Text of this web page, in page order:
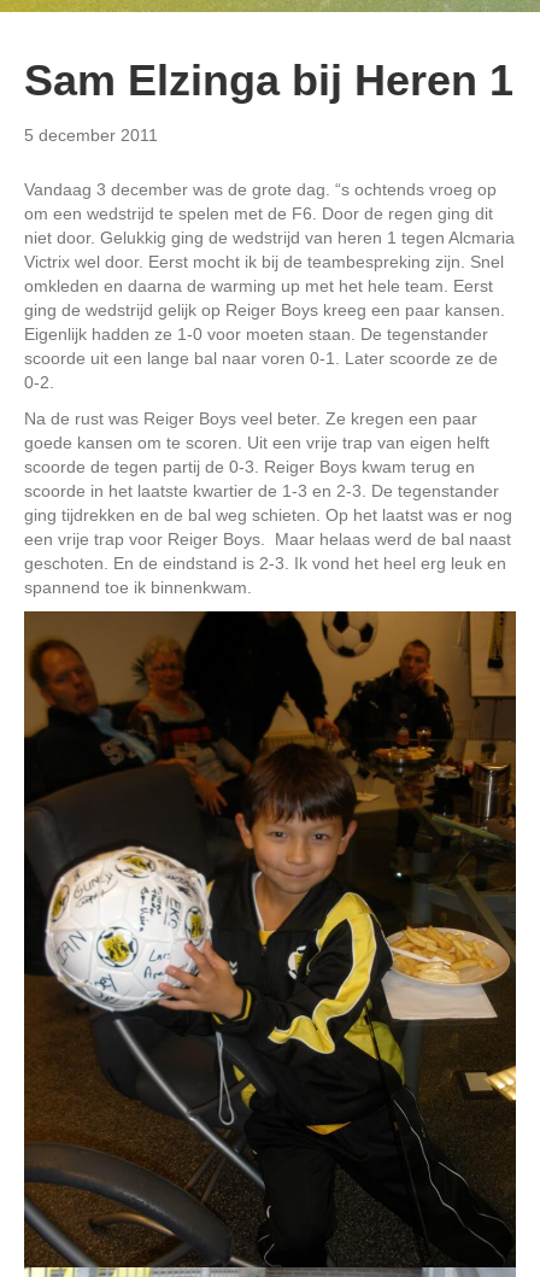
Sam Elzinga bij Heren 1
5 december 2011
Vandaag 3 december was de grote dag. “s ochtends vroeg op
om een wedstrijd te spelen met de F6. Door de regen ging dit
niet door. Gelukkig ging de wedstrijd van heren 1 tegen Alcmaria
Victrix wel door. Eerst mocht ik bij de teambespreking zijn. Snel
omkleden en daarna de warming up met het hele team. Eerst
ging de wedstrijd gelijk op Reiger Boys kreeg een paar kansen.
Eigenlijk hadden ze 1-0 voor moeten staan. De tegenstander
scoorde uit een lange bal naar voren 0-1. Later scoorde ze de
0-2.
Na de rust was Reiger Boys veel beter. Ze kregen een paar
goede kansen om te scoren. Uit een vrije trap van eigen helft
scoorde de tegen partij de 0-3. Reiger Boys kwam terug en
scoorde in het laatste kwartier de 1-3 en 2-3. De tegenstander
ging tijdrekken en de bal weg schieten. Op het laatst was er nog
een vrije trap voor Reiger Boys. Maar helaas werd de bal naast
geschoten. En de eindstand is 2-3. Ik vond het heel erg leuk en
spannend toe ik binnenkwam.